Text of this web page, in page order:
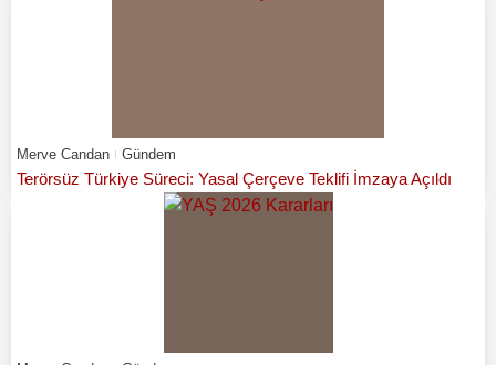
Merve Candan Gündem
Terörsüz Türkiye Süreci: Yasal Çerçeve Teklifi İmzaya Açıldı